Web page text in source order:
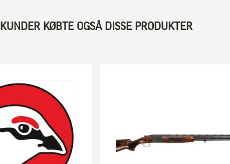
KUNDER KØBTE OGSÅ DISSE PRODUKTER